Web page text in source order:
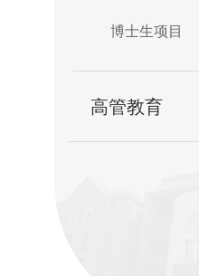
博士生项目
高管教育